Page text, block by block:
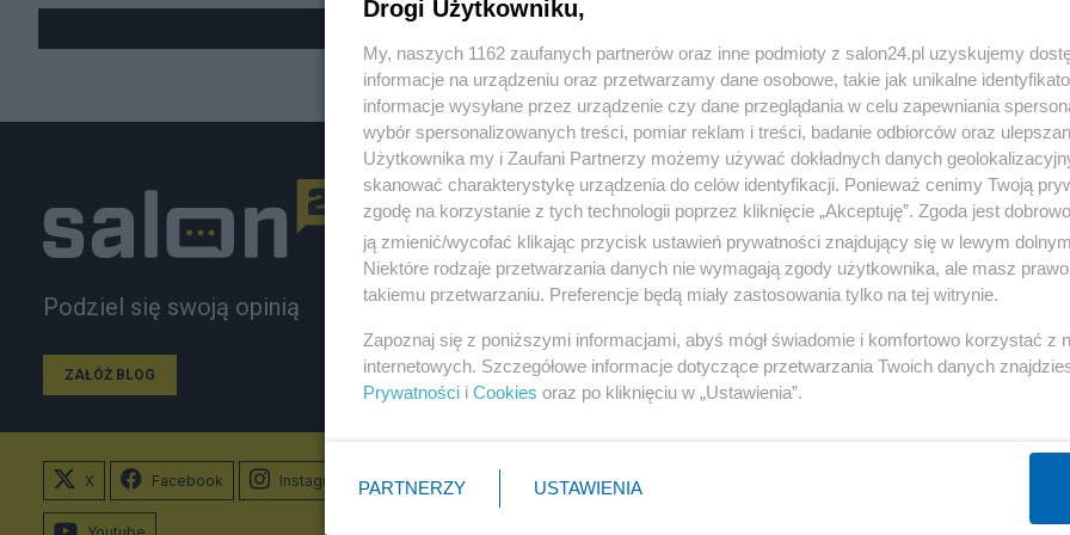
Podziel się swoją opinią
ZAŁÓŻ BLOG
Polityka
PiS
Rząd
NATO
KO
Gospodarka
Biznes
Pieniądze
Centralny Port Komunikacyjny
Inwestycje
Podatki
X Facebook Instagram
Youtube
Drogi Użytkowniku,
My, naszych 1162 zaufanych partnerów oraz inne podmioty z salon24.pl uzyskujemy
informacje na urządzeniu oraz przetwarzamy dane osobowe, takie jak unikalne
informacje wysyłane przez urządzenie czy dane przeglądania w celu zapewniania
wybór spersonalizowanych treści, pomiar reklam i treści, badanie odbiorców oraz
Użytkownika my i Zaufani Partnerzy możemy używać dokładnych danych
skanować charakterystykę urządzenia do celów identyfikacji. Ponieważ cenimy Twoją
zgodę na korzystanie z tych technologii poprzez kliknięcie „Akceptuję”. Zgoda jest
ją zmienić/wycofać klikając przycisk ustawień prywatności znajdujący się w lewym
Niektóre rodzaje przetwarzania danych nie wymagają zgody użytkownika, ale masz
takiemu przetwarzaniu. Preferencje będą miały zastosowania tylko na tej witrynie.
Zapoznaj się z poniższymi informacjami, abyś mógł świadomie i komfortowo korzystać z
internetowych. Szczegółowe informacje dotyczące przetwarzania Twoich danych
Prywatności i Cookies oraz po kliknięciu w „Ustawienia”.
PARTNERZY USTAWIENIA